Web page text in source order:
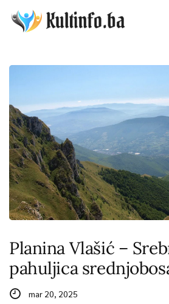
Planina Vlašić –
pahuljica
mar 20, 2025